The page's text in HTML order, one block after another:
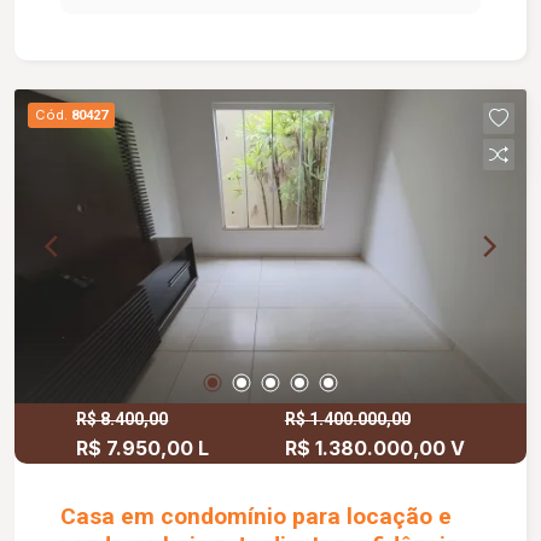
suíte extra no pavimento inferior, para hóspedes
ou funcionários, Depósito grande para
armazenamento, Tecnologia e Sustentabilidade:
Sistema de Automação Residencial, Energia
Fotovoltaica (Geração de energia), Aquecimento
Solar para piscina e chuveiros. Diferenciais:
Imóvel totalmente mobiliado com armários
planejados de alta qualidade em todos os
ambientes.
Cód. 80427
R$ 8.400,00
R$ 7.950,00 L
R$ 1.400.000,00
R$ 1.380.000,00 V
Casa em condomínio para locação e